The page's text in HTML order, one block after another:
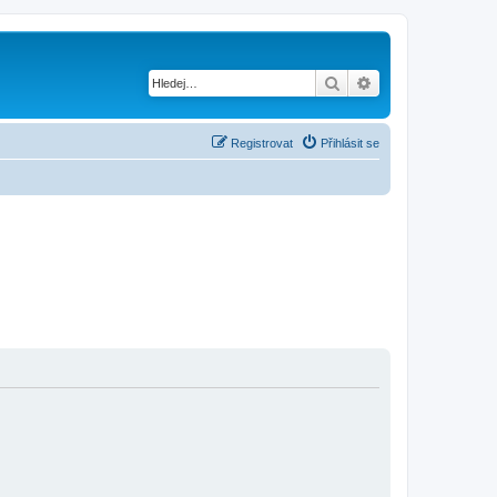
Hledat
Přihlásit se
Registrovat